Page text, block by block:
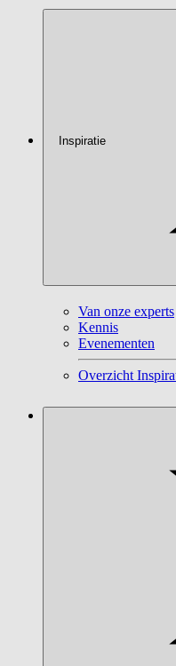
Inspiratie
Van onze experts
Kennis
Evenementen
Overzicht